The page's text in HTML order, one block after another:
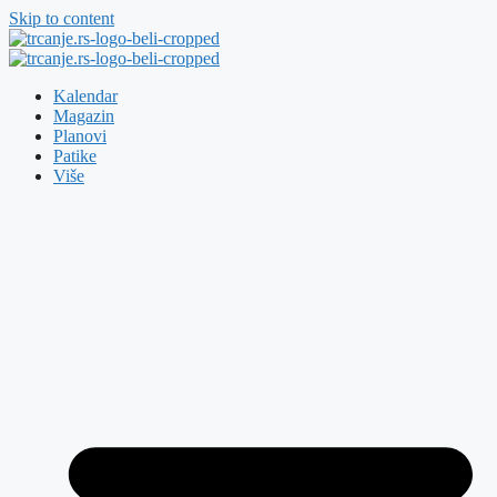
Skip to content
Kalendar
Magazin
Planovi
Patike
Više